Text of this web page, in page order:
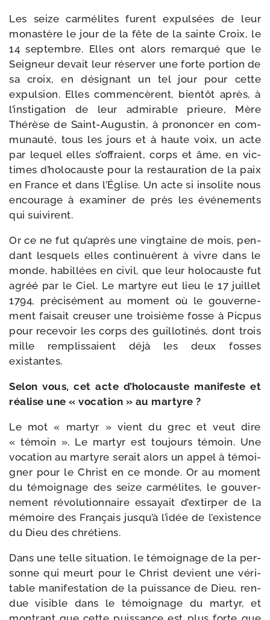
Les seize car­mé­lites furent expul­sées de leur
monas­tère le jour de la fête de la sainte Croix, le
14 sep­tembre. Elles ont alors remar­qué que le
Seigneur devait leur réser­ver une for­te por­tion de
sa croix, en dési­gnant un tel jour pour cette
expul­sion. Elles com­men­cèrent, bien­tôt après, à
l’ins­ti­ga­tion de leur admi­rable prieu­re, Mère
Thérèse de Saint-​Augustin, à pro­non­cer en com­
mu­nau­té, tous les jours et à haute voix, un acte
par lequel elles s’of­fraient, corps et âme, en vic­
times d’ho­lo­causte pour la res­tauration de la paix
en France et dans l’Église. Un acte si inso­lite nous
encou­rage à exa­mi­ner de près les évé­ne­ments
qui suivirent.
Or ce ne fut qu’a­près une ving­taine de mois, pen­
dant les­quels elles conti­nuèrent à vivre dans le
monde, habillées en civil, que leur holo­causte fut
agréé par le Ciel. Le mar­tyre eut lieu le 17 juillet
1794, pré­ci­sé­ment au moment où le gou­ver­ne­
ment fai­sait creu­ser une troi­sième fosse à Picpus
pour rece­voir les corps des guillo­ti­nés, dont trois
mille remplis­saient déjà les deux fosses
existantes.
Selon vous, cet acte d’holocaus­te mani­feste et
réa­lise une « voca­tion » au martyre ?
Le mot « mar­tyr » vient du grec et veut dire
« témoin ». Le mar­tyr est tou­jours témoin. Une
voca­tion au mar­tyre serait alors un appel à témoi­
gner pour le Christ en ce monde. Or au moment
du témoi­gnage des sei­ze car­mé­lites, le gou­ver­
ne­ment révo­lutionnaire essayait d’ex­tir­per de la
mémoire des Français jus­qu’à l’i­dée de l’exis­tence
du Dieu des chrétiens.
Dans une telle situa­tion, le témoi­gnage de la per­
sonne qui meurt pour le Christ devient une véri­
table mani­festation de la puis­sance de Dieu, ren­
due visible dans le témoi­gnage du mar­tyr, et